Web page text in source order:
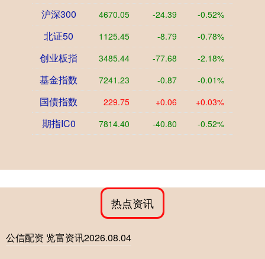
沪深300 4670.05 -24.39 -0.52%
北证50 1125.45 -8.79 -0.78%
创业板指 3485.44 -77.68 -2.18%
基金指数 7241.23 -0.87 -0.01%
国债指数 229.75 +0.06 +0.03%
期指IC0 7814.40 -40.80 -0.52%
热点资讯
公信配资 览富资讯2026.08.04